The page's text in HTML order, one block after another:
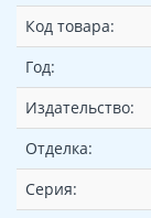
Код товара:
Год:
Издательство:
Отделка:
Серия: